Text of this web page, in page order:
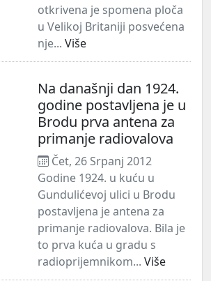
otkrivena je spomena ploča
u Velikoj Britaniji posvećena
nje... Više
Na današnji dan 1924.
godine postavljena je u
Brodu prva antena za
primanje radiovalova
Čet, 26 Srpanj 2012
Godine 1924. u kuću u
Gundulićevoj ulici u Brodu
postavljena je antena za
primanje radiovalova. Bila je
to prva kuća u gradu s
radioprijemnikom... Više